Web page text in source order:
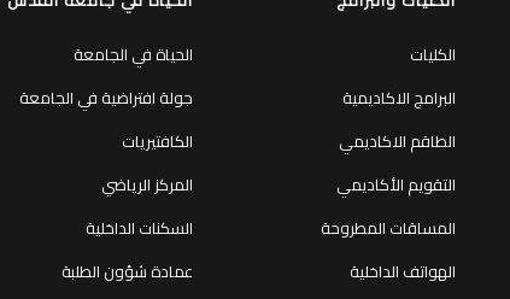
الكليات
البرامج الاكاديمية
الطاقم الاكاديمي
التقويم الأكاديمي
المساقات المطروحة
الهواتف الداخلية
الحياة في الجامعة
جولة افتراضية في الجامعة
الكافتيريات
المركز الرياضي
السكنات الداخلية
عمادة شؤون الطلبة